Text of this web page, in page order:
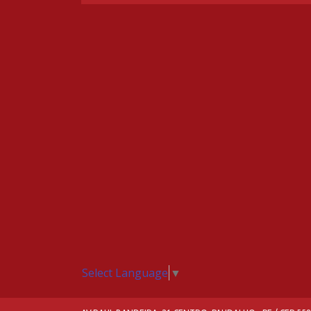
Select Language ▼